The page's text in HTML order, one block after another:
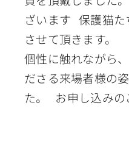
ざいます 保護猫た
させて頂きます
個性に触れながら
ださる来場者様の
た。 お申し込みの